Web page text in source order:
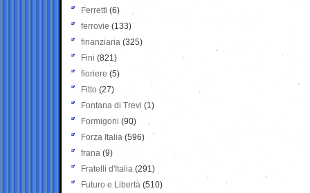
Ferretti (6)
ferrovie (133)
finanziaria (325)
Fini (821)
fioriere (5)
Fitto (27)
Fontana di Trevi (1)
Formigoni (90)
Forza Italia (596)
frana (9)
Fratelli d'Italia (291)
Futuro e Libertà (510)